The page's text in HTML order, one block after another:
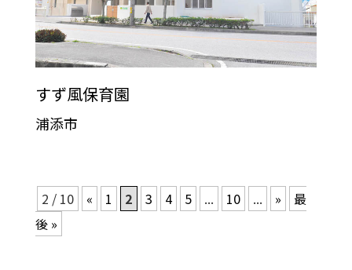
すず風保育園
浦添市
2 / 10 « 1 2 3 4 5 ... 10 ... »
最
後 »